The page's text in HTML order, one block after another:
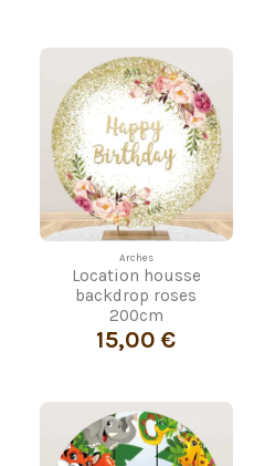
Arches
Location housse
backdrop roses
200cm
15,00 €